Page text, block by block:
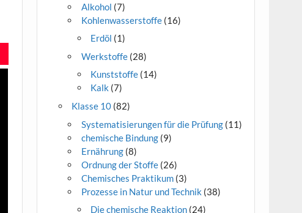
Alkohol (7)
Kohlenwasserstoffe(16)
Erdöl (1)
Werkstoffe(28)
Kunststoffe(14)
Kalk (7)
Klasse 10 (82)
Systematisierungen für die Prüfung(11)
chemische Bindung(9)
Ernährung(8)
Ordnung der Stoffe(26)
Chemisches Praktikum(3)
Prozesse in Natur und Technik (38)
Die chemische Reaktion(24)